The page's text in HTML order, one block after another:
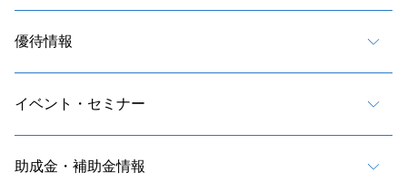
優待情報
イベント・セミナー
助成金・補助金情報